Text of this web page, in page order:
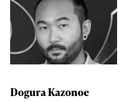
Dogura Kazonoe